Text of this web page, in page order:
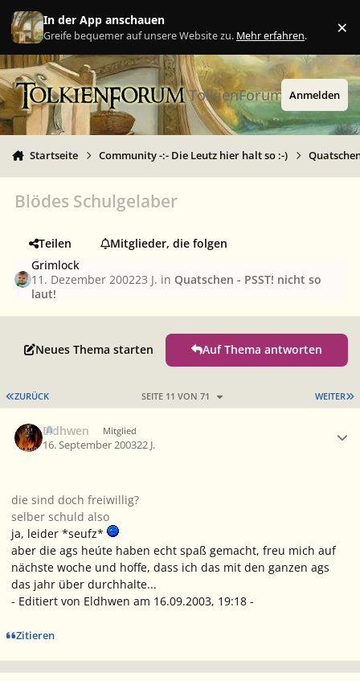
Zu Inhalt springen
In der App anschauen
Greife bequemer auf unsere Website zu. Mehr erfahren. ×
TolkienForum Anmelden
Startseite Community -:- Die Leutz hier halt so :-)
Blödes Schulgelaber
Teilen
Mitglieder, die folgen
Grimlock
11. Dezember 200223 J. in Quatschen - PSST! nicht so
laut!
Neues Thema starten Auf Thema antworten
ERSTE SEITE
ZURÜCK WEITER
SEITE 11 VON 71
Eldhwen Mitglied
16. September 200322 J.
die sind doch freiwillig?
selber schuld also
ja, leider *seufz*
aber die ags heúte haben echt spaß gemacht, freu mich auf
nächste woche und hoffe, dass ich das mit den ganzen ags
das jahr über durchhalte...
- Editiert von Eldhwen am 16.09.2003, 19:18 -
Zitieren